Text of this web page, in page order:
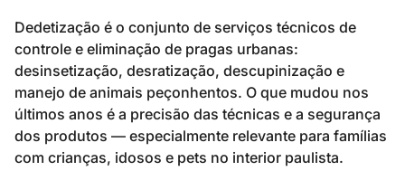
Dedetização é o conjunto de serviços técnicos de
controle e eliminação de pragas urbanas:
desinsetização, desratização, descupinização e
manejo de animais peçonhentos. O que mudou nos
últimos anos é a precisão das técnicas e a segurança
dos produtos — especialmente relevante para famílias
com crianças, idosos e pets no interior paulista.